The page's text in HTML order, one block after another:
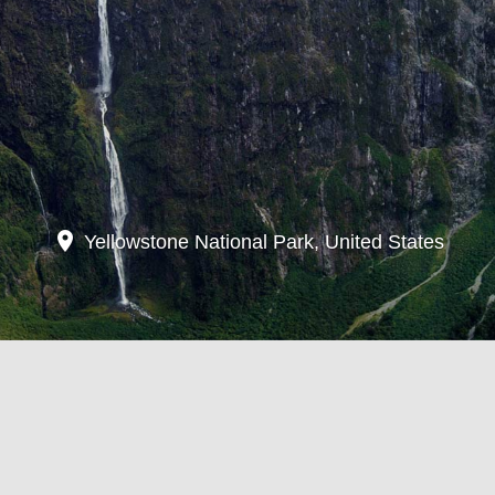
location_onYellowstone National Park, United States